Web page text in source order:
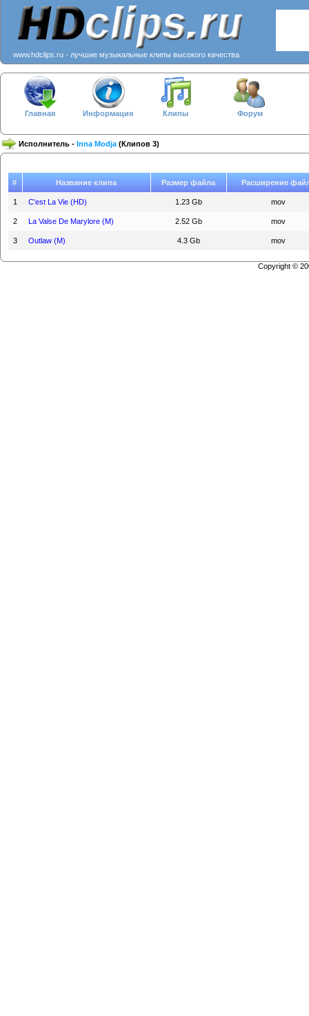
www.hdclips.ru - лучшие музыкальные клипы высокого качества
Главная Информация Клипы Форум
Исполнитель - Inna Modja (Клипов 3)
# Название клипа Размер файла Расширение
1 C'est La Vie (HD) 1.23 Gb mov
2 La Valse De Marylore (M) 2.52 Gb mov
3 Outlaw (M) 4.3 Gb mov
Copyright ©